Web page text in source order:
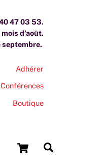
Cart
47 03 53.
d'août.
septembre.
Adhérer
Conférences
Boutique